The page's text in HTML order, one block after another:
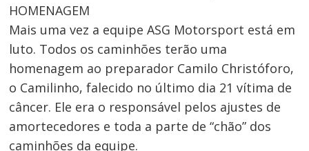
HOMENAGEM
Mais uma vez a equipe ASG Motorsport está em
luto. Todos os caminhões terão uma
homenagem ao preparador Camilo Christóforo,
o Camilinho, falecido no último dia 21 vítima de
câncer. Ele era o responsável pelos ajustes de
amortecedores e toda a parte de “chão” dos
caminhões da equipe.